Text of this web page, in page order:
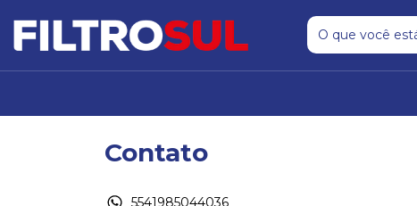
Contato
5541985044036